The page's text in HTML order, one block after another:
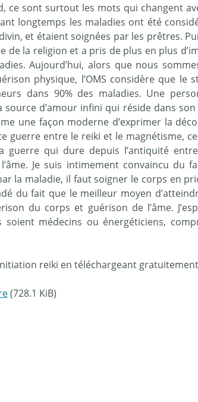
ce sont surtout les mots qui changent
longtemps les maladies ont été
et étaient soignées par les prêtres.
de la religion et a pris de plus en plus
Aujourd’hui, alors que nous
physique, l’OMS considère que le
dans 90% des maladies. Une
source d’amour infini qui réside dans
une façon moderne d’exprimer la
guerre entre le reiki et le magnétisme,
guerre qui dure depuis l’antiquité
Je suis intimement convaincu du
la maladie, il faut soigner le corps en
du fait que le meilleur moyen
du corps et guérison de l’âme.
soient médecins ou énergéticiens,
reiki en téléchargeant
(728.1 KiB)